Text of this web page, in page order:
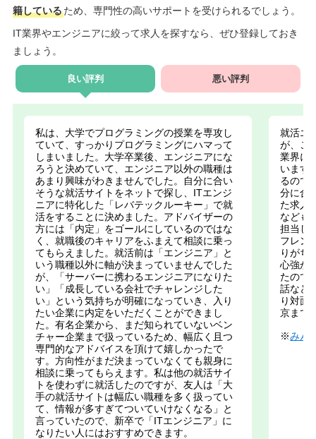
籍しているため、専門性の高いサポートを受けられるでしょう。
IT業界やエンジニアに絞って求人を探すなら、ぜひ登録しておき
ましょう。
良い評判 悪い評判
私は、大学でプログラミングの授業を専攻し
ていて、すっかりプログラミングにハマって
しまいました。大学卒業後、エンジニアにな
ろうと決めていて、エンジニア以外の職種は
あまり興味がわきませんでした。自分に合い
そうな就活サイトをネットで探し、ITエンジ
ニアに特化した「レバテックルーキー」で就
活をすることに決めました。アドバイザーの
方には「内定」をゴールにしているのではな
く、就職後のキャリアをふまえて相談に乗っ
てもらえました。就活前は「エンジニア」と
いう職種以外に軸が決まっていませんでした
が、「サーバーに携わるエンジニアになりた
い」「成長している会社でチャレンジした
い」という気持ちが明確になっていき、入り
たい企業に内定をいただくことができまし
た。有名企業から、まだ知られていないベン
チャー企業まで扱っているため、幅広く且つ
専門的なアドバイスを頂けて嬉しかったで
す。方向性がまだ決まっていなくても親身に
相談に乗ってもらえます。私は他の就活サイ
トを使わずに就活したのですが、友人は「大
手の就活サイトは幅広い職種を多く扱ってい
て、情報が多すぎてついていけなくなる」と
言っていたので、新卒で「ITエンジニア」に
なりたい人にはおすすめできます。
就活エ
が、こ
業界に
います
るので
分に合
た求人
なども
担当し
フレン
りがち
心強か
たので
話など
り対面
京まで
※みん